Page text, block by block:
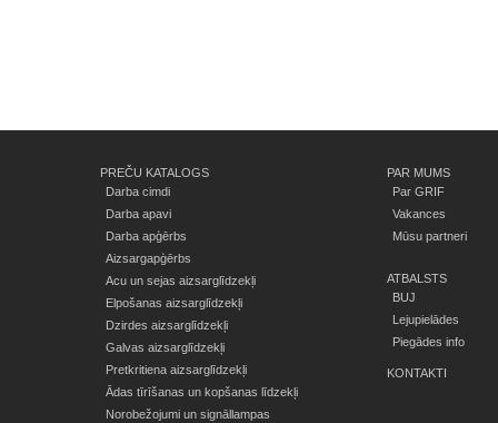
PREČU KATALOGS
Darba cimdi
Darba apavi
Darba apģērbs
Aizsargapģērbs
Acu un sejas aizsarglīdzekļi
Elpošanas aizsarglīdzekļi
Dzirdes aizsarglīdzekļi
Galvas aizsarglīdzekļi
Pretkritiena aizsarglīdzekļi
Ādas tīrīšanas un kopšanas līdzekļi
Norobežojumi un signāllampas
PAR MUMS
Par GRIF
Vakances
Mūsu partneri
ATBALSTS
BUJ
Lejupielādes
Piegādes info
KONTAKTI